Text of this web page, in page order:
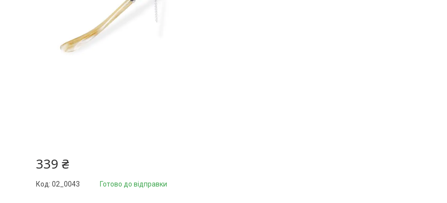
339 ₴
Готово до відправки
Код: 02_0043